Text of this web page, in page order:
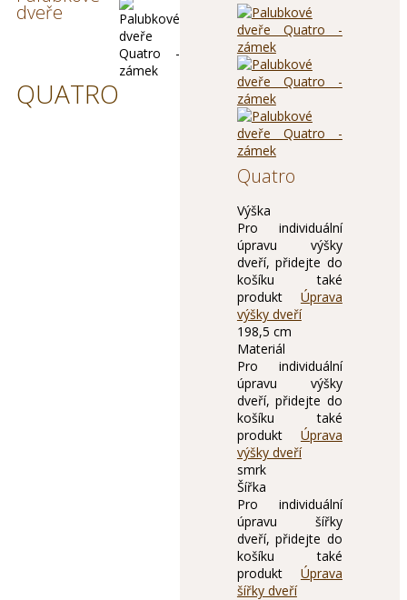
dveře
QUATRO
Quatro
Výška
Pro individuální
úpravu výšky
dveří, přidejte do
košíku také
produkt Úprava
výšky dveří
198,5 cm
Materiál
Pro individuální
úpravu výšky
dveří, přidejte do
košíku také
produkt Úprava
výšky dveří
smrk
Šířka
Pro individuální
úpravu šířky
dveří, přidejte do
košíku také
produkt Úprava
šířky dveří